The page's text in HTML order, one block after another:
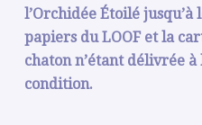
l’Orchidée Étoilé
papiers du LOOF et la
chaton n’étant délivrée à
condition.